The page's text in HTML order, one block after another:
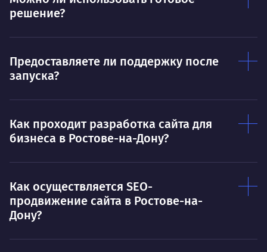
решение?
Предоставляете ли поддержку после
запуска?
Как проходит разработка сайта для
бизнеса в Ростове-на-Дону?
Как осуществляется SEO-
продвижение сайта в Ростове-на-
Дону?